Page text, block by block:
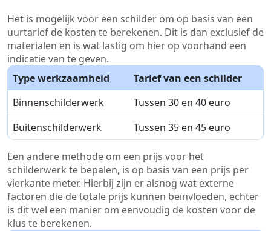
Het is mogelijk voor een schilder om op basis van een
uurtarief de kosten te berekenen. Dit is dan exclusief de
materialen en is wat lastig om hier op voorhand een
indicatie van te geven.
Type werkzaamheid
Tarief van een schilder
Binnenschilderwerk
Tussen 30 en 40 euro
Buitenschilderwerk
Tussen 35 en 45 euro
Een andere methode om een prijs voor het
schilderwerk te bepalen, is op basis van een prijs per
vierkante meter. Hierbij zijn er alsnog wat externe
factoren die de totale prijs kunnen beïnvloeden, echter
is dit wel een manier om eenvoudig de kosten voor de
klus te berekenen.